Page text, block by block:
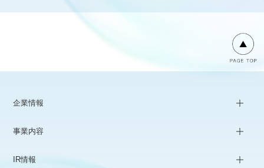
企業情報
事業内容
IR情報